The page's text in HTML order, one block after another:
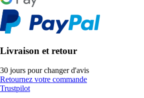
Livraison et retour
30 jours pour changer d'avis
Retournez votre commande
Trustpilot